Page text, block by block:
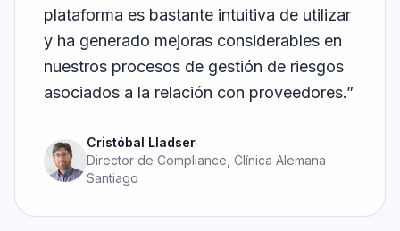
plataforma es bastante intuitiva de utilizar
y ha generado mejoras considerables en
nuestros procesos de gestión de riesgos
asociados a la relación con proveedores.”
Cristóbal Lladser
Director de Compliance, Clínica Alemana
Santiago